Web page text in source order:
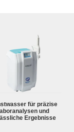
für präzise
und
Ergebnisse